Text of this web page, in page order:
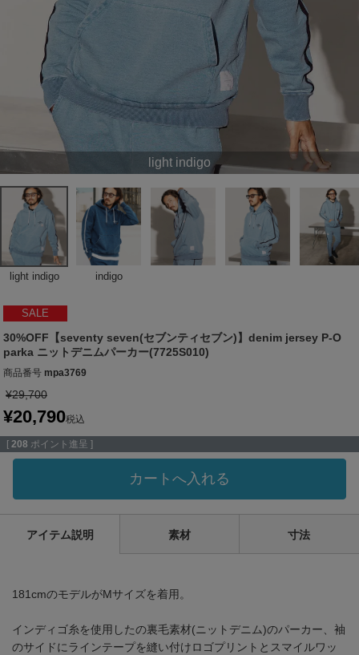
light indigo
light indigo indigo
SALE
30%OFF【seventy seven(セブンティセブン)】denim jersey P-O
parka ニットデニムパーカー(7725S010)
商品番号 mpa3769
¥29,700
¥20,790税込
[ 208 ポイント進呈 ]
カートへ入れる
アイテム説明 素材 寸法
181cmのモデルがMサイズを着用。
インディゴ糸を使用したの裏毛素材(ニットデニム)のパーカー、袖
のサイドにラインテープを縫い付けロゴプリントとスマイルワッ